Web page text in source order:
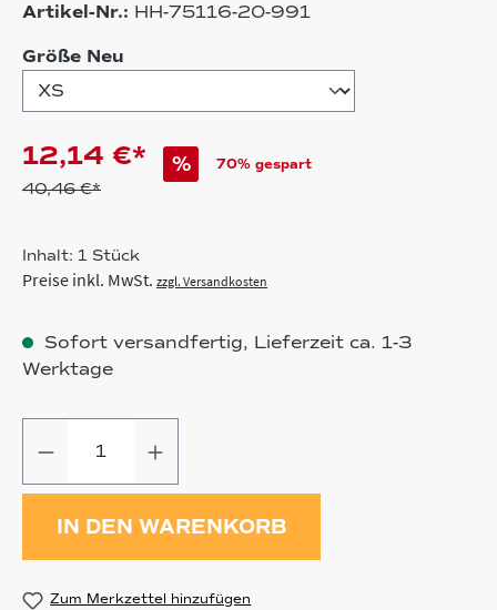
Artikel-Nr.: HH-75116-20-991
Größe Neu
12,14 €*
40,46 €*
% 70% gespart
Inhalt: 1 Stück
Preise inkl. MwSt. zzgl. Versandkosten
Sofort versandfertig, Lieferzeit ca. 1-3
Werktage
IN DEN WARENKORB
Zum Merkzettel hinzufügen